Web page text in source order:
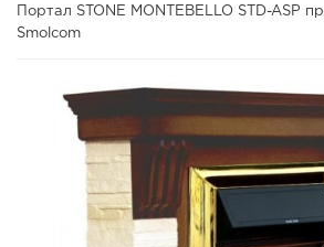
Портал STONE MONTEBELLO STD-ASP
Smolcom